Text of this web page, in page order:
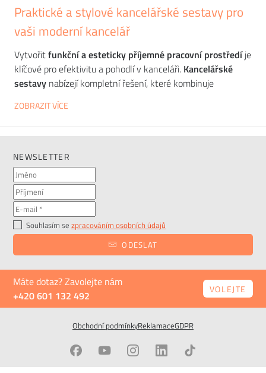
Praktické a stylové kancelářské sestavy pro
vaši moderní kancelář
Vytvořitfunkční a esteticky příjemné pracovní prostředíje
klíčové pro efektivitu a pohodlí v kanceláři. Kancelářské
sestavy nabízejí kompletní řešení, které kombinuje
kancelář nebo velký firemní prostor, dobře zvolená sestava
ZOBRAZIT VÍCE
NEWSLETTER
Souhlasím se zpracováním osobních údajů
ODESLAT
Máte dotaz? Zavolejte nám
+420 601 132 492
VOLEJTE
Obchodní podmínkyReklamaceGDPR